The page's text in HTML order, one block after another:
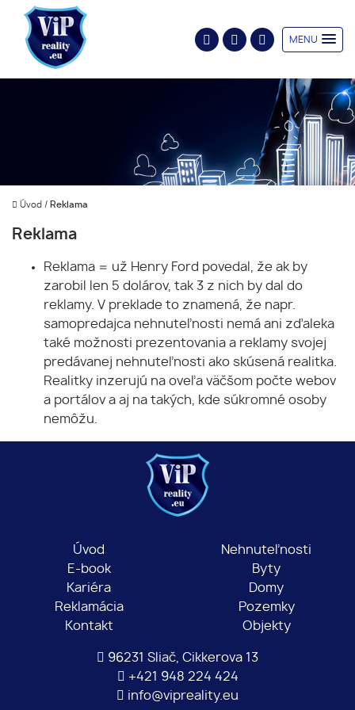
MENU
Úvod / Reklama
Reklama
Reklama = už Henry Ford povedal, že ak by
zarobil len 5 dolárov, tak 3 z nich by dal do
reklamy. V preklade to znamená, že napr.
samopredajca nehnuteľnosti nemá ani zďaleka
také možnosti prezentovania a reklamy svojej
predávanej nehnuteľnosti ako skúsená realitka.
Realitky inzerujú na oveľa väčšom počte webov
a portálov a aj na takých, kde súkromné osoby
nemôžu.
Úvod
E-book
Kariéra
Reklamácia
Kontakt
Nehnuteľnosti
Byty
Domy
Pozemky
Objekty
96231 Sliač, Cikkerova 13
+421 948 224 424
info@vipreality.eu